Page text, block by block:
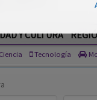
Y CULTURA
Ciencia Tecnología